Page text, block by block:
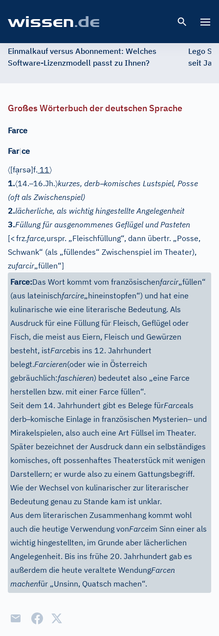
Einmalkauf versus Abonnement: Welches
Software-Lizenzmodell passt zu Ihnen?
Lego
seit
Großes Wörterbuch der deutschen Sprache
Farce
Far|ce
〈[fạrsə]f. 11〉
1.〈14.–16.Jh.〉kurzes, derb–komisches Lustspiel, Posse
(oft als Zwischenspiel)
2.lächerliche, als wichtig hingestellte Angelegenheit
3.Füllung für ausgenommenes Geflügel und Pasteten
[<frz.farce,urspr. „Fleischfüllung“, dann übertr. „Posse,
Schwank“ (als „füllendes“ Zwischenspiel im Theater),
zufarcir„füllen“]
Farce:Das Wort kommt vom französischenfarcir„füllen“
(aus lateinischfarcire„hineinstopfen“) und hat eine
kulinarische wie eine literarische Bedeutung. Als
Ausdruck für eine Füllung für Fleisch, Geflügel oder
Fisch, die meist aus Eiern, Fleisch und Gewürzen
besteht, istFarcebis ins 12. Jahrhundert
belegt.Farcieren(oder wie in Österreich
gebräuchlich:faschieren) bedeutet also „eine Farce
herstellen bzw. mit einer Farce füllen“.
Seit dem 14. Jahrhundert gibt es Belege fürFarceals
derb–komische Einlage in französischen Mysterien– und
Mirakelspielen, also auch eine Art Füllsel im Theater.
Später bezeichnet der Ausdruck dann ein selbständiges
komisches, oft possenhaftes Theaterstück mit wenigen
Darstellern; er wurde also zu einem Gattungsbegriff.
Wie der Wechsel von kulinarischer zur literarischer
Bedeutung genau zu Stande kam ist unklar.
Aus dem literarischen Zusammenhang kommt wohl
auch die heutige Verwendung vonFarceim Sinn einer als
wichtig hingestellten, im Grunde aber lächerlichen
Angelegenheit. Bis ins frühe 20. Jahrhundert gab es
außerdem die heute veraltete WendungFarcen
machenfür „Unsinn, Quatsch machen“.